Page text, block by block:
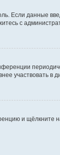
Если данные
с
участвовать в
и щёлкните